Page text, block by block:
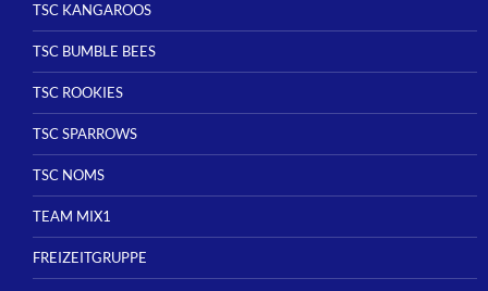
TSC KANGAROOS
TSC BUMBLE BEES
TSC ROOKIES
TSC SPARROWS
TSC NOMS
TEAM MIX1
FREIZEITGRUPPE